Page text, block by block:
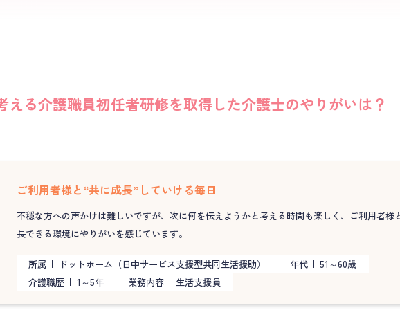
える介護職員初任者研修を取得した介護士のやりがいは？
ご利用者様と“共に成長”していける毎日
不穏な方への声かけは難しいですが、次に何を伝えようかと考える時間も楽しく、ご利用者様
長できる環境にやりがいを感じています。
所属 ドットホーム（日中サービス支援型共同生活援助） 年代
51～60歳
介護職歴
1～5年 業務内容 生活支援員